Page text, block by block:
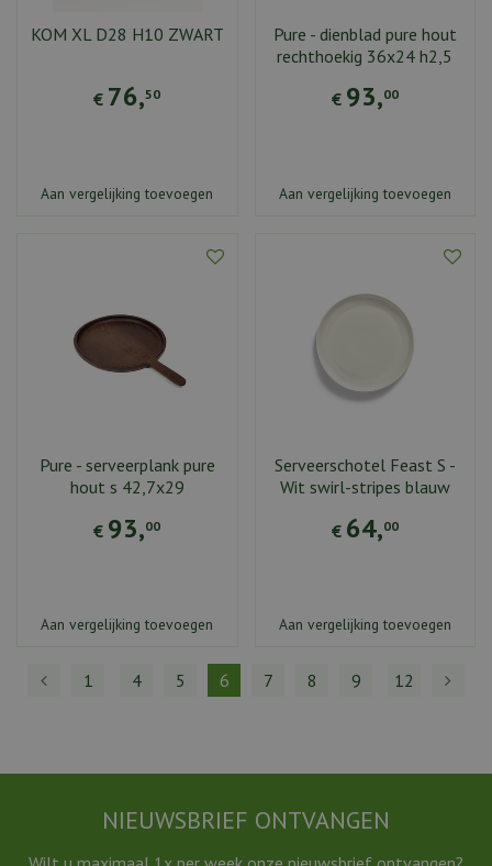
KOM XL D28 H10 ZWART
€ 76,50
Aan vergelijking toevoegen
Pure - dienblad pure hout
rechthoekig 36x24 h2,5
€ 93,00
Aan vergelijking toevoegen
Pure - serveerplank pure
hout s 42,7x29
€ 93,00
Aan vergelijking toevoegen
Serveerschotel Feast S -
Wit swirl-stripes blauw
€ 64,00
Aan vergelijking toevoegen
1 4 5 6 7 8 9 12
NIEUWSBRIEF ONTVANGEN